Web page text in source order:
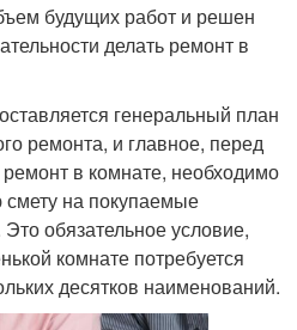
будущих работ и решен
делать ремонт в
генеральный план
ремонта, и главное, перед
в комнате, необходимо
на покупаемые
обязательное условие,
комнате потребуется
десятков наименований.